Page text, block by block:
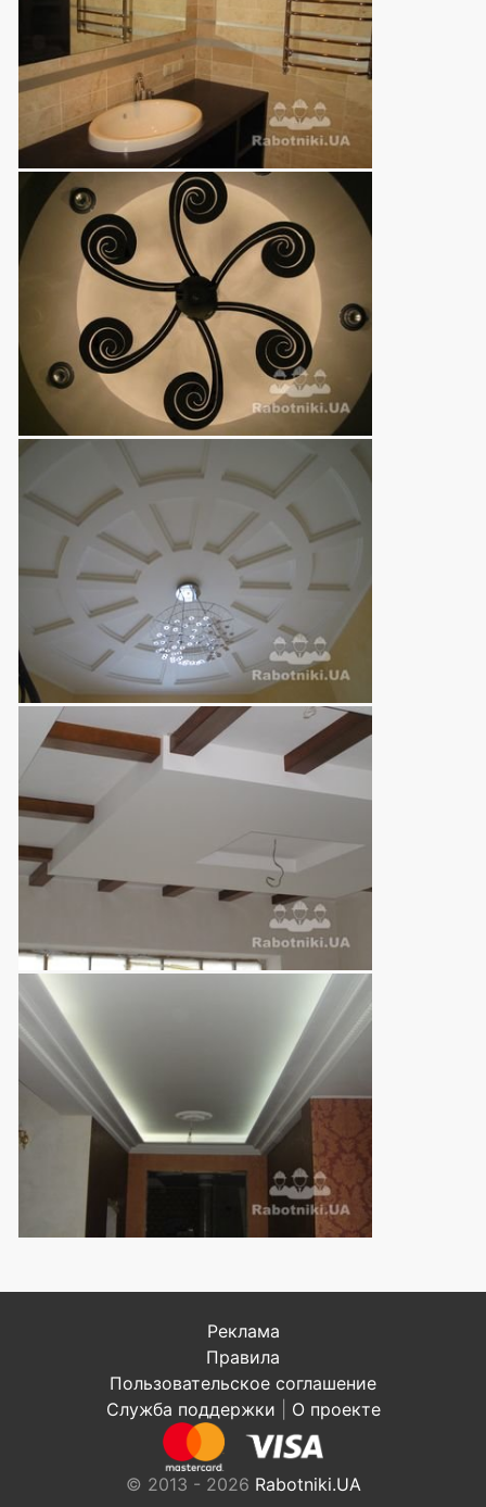
Реклама
Правила
Пользовательское соглашение
Служба поддержки
О проекте
© 2013 - 2026 Rabotniki.UA